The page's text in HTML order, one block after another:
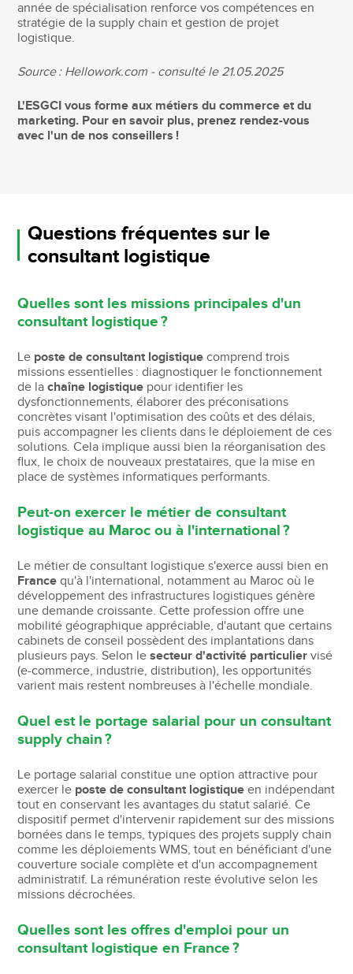
année de spécialisation renforce vos compétences en
stratégie de la supply chain et gestion de projet
logistique.
Source : Hellowork.com - consulté le 21.05.2025
L'ESGCI vous forme aux métiers du commerce et du
marketing. Pour en savoir plus, prenez rendez-vous
avec l'un de nos conseillers !
Questions fréquentes sur le
consultant logistique
Quelles sont les missions principales d'un
consultant logistique ?
Le poste de consultant logistique comprend trois
missions essentielles : diagnostiquer le fonctionnement
de lachaîne logistique pour identifier les
dysfonctionnements, élaborer des préconisations
concrètes visant l'optimisation des coûts et des délais,
puis accompagner les clients dans le déploiement de ces
solutions. Cela implique aussi bien la réorganisation des
flux, le choix de nouveaux prestataires, que la mise en
place de systèmes informatiques performants.
Peut-on exercer le métier de consultant
logistique au Maroc ou à l'international ?
Le métier de consultant logistique s'exerce aussi bien en
France qu'à l'international, notamment au Maroc où le
développement des infrastructures logistiques génère
une demande croissante. Cette profession offre une
mobilité géographique appréciable, d'autant que certains
cabinets de conseil possèdent des implantations dans
plusieurs pays. Selon lesecteur d'activité particulier visé
(e-commerce, industrie, distribution), les opportunités
varient mais restent nombreuses à l'échelle mondiale.
Quel est le portage salarial pour un consultant
supply chain ?
Le portage salarial constitue une option attractive pour
exercer le poste de consultant logistique en indépendant
tout en conservant les avantages du statut salarié. Ce
dispositif permet d'intervenir rapidement sur des missions
bornées dans le temps, typiques des projets supply chain
comme les déploiements WMS, tout en bénéficiant d'une
couverture sociale complète et d'un accompagnement
administratif. La rémunération reste évolutive selon les
missions décrochées.
Quelles sont les offres d'emploi pour un
consultant logistique en France ?